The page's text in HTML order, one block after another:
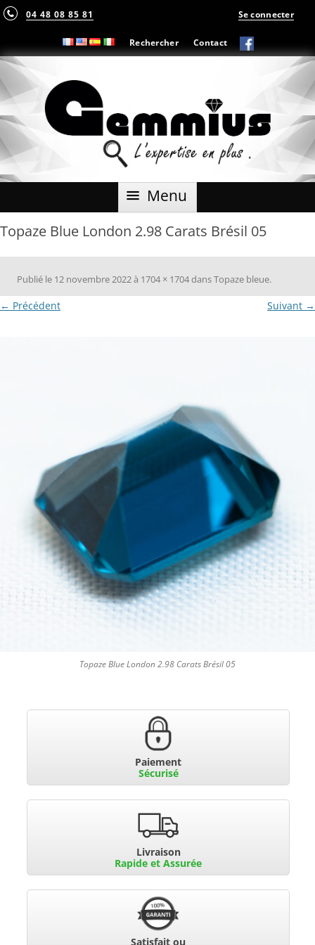
04 48 08 85 81
Rechercher Contact
Se connecter
Menu Aller
Topaze Blue London 2.98 Carats Brésil 05
Publié le 12 novembre 2022à 1704 × 1704dansTopaze bleue.
← Précédent Suivant →
Topaze Blue London 2.98 Carats Brésil 05
Paiement
Sécurisé
Livraison
Rapide et Assurée
Satisfait ou